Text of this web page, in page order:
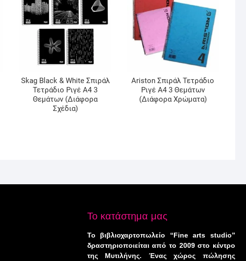
Skag Black & White Σπιράλ
Τετράδιο Ριγέ Α4 3
Θεμάτων (Διάφορα
Σχέδια)
Ariston Σπιράλ Τετράδιο
Ριγέ Α4 3 Θεμάτων
(Διάφορα Χρώματα)
Το κατάστημα μας
Το βιβλιοχαρτοπωλείο “Fine arts studio”
δραστηριοποιείται από το 2009 στο κέντρο
της Μυτιλήνης. Ένας χώρος πώλησης